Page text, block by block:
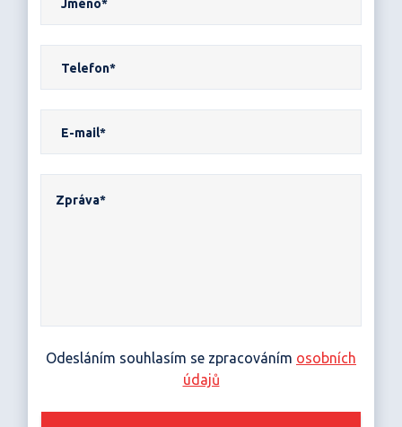
Odesláním souhlasím se zpracováním osobních
údajů